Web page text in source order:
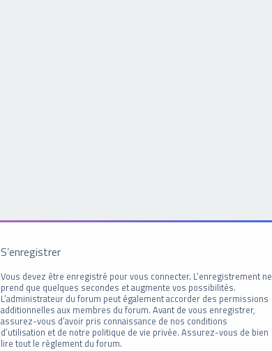
S’enregistrer
Vous devez être enregistré pour vous connecter. L’enregistrement ne
prend que quelques secondes et augmente vos possibilités.
L’administrateur du forum peut également accorder des permissions
additionnelles aux membres du forum. Avant de vous enregistrer,
assurez-vous d’avoir pris connaissance de nos conditions
d’utilisation et de notre politique de vie privée. Assurez-vous de bien
lire tout le règlement du forum.